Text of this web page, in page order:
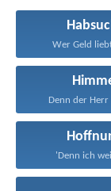
Wer Geld
Denn der Herr
'Denn ich